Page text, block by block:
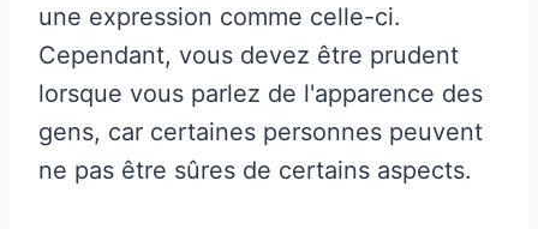
une expression comme celle-ci.
Cependant, vous devez être prudent
lorsque vous parlez de l'apparence des
gens, car certaines personnes peuvent
ne pas être sûres de certains aspects.